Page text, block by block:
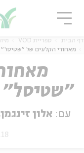
דף הבית ספריית VOD
מאחורי הקלעים של "שטיסל"
"שטיסל"
עם: אלון
סגור